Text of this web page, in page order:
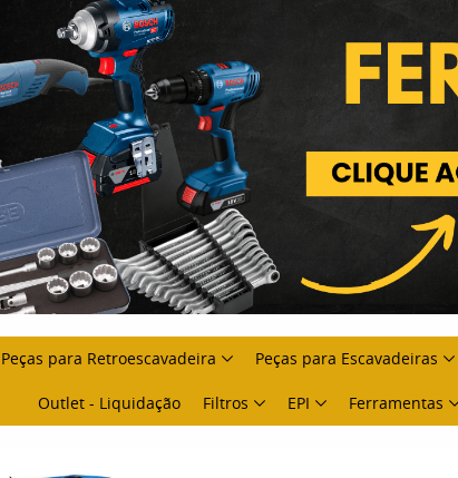
Peças para Retroescavadeira Peças para Escavadeiras
Outlet - Liquidação Filtros EPI Ferramentas